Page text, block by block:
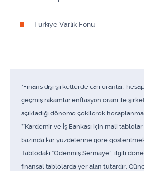
Türkiye Varlık Fonu
*Finans dışı şirketlerde cari oranlar,
geçmiş rakamlar enflasyon oranı ile
açıkladığı döneme çekilerek
**Kardemir ve İş Bankası için mali tablolar
bazında kar yüzdelerine göre
Tablodaki “Ödenmiş Sermaye”, ilgili
finansal tablolarda yer alan tutardır.